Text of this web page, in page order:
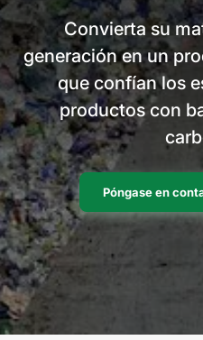
Convierta su
generación en un
que confían los
productos con
Póngase en